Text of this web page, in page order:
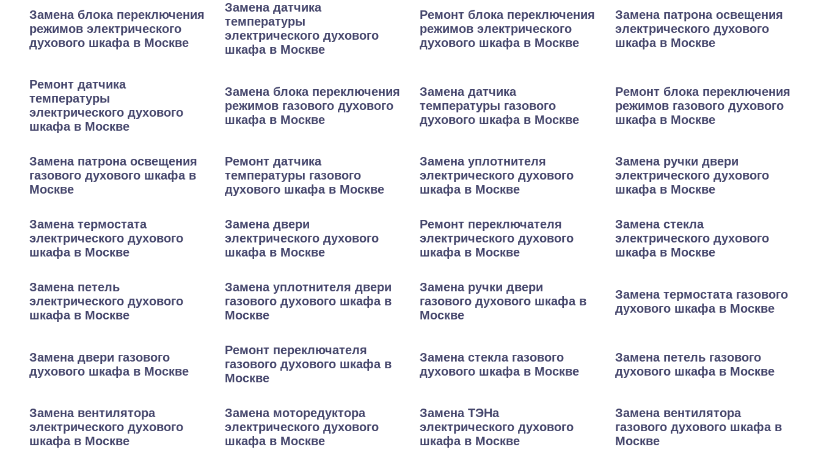
Замена блока переключения
режимов электрического
духового шкафа в Москве
Замена датчика
температуры
электрического духового
шкафа в Москве
Ремонт блока переключения
режимов электрического
духового шкафа в Москве
Замена патрона освещения
электрического духового
шкафа в Москве
Ремонт датчика
температуры
электрического духового
шкафа в Москве
Замена блока переключения
режимов газового духового
шкафа в Москве
Замена датчика
температуры газового
духового шкафа в Москве
Ремонт блока переключения
режимов газового духового
шкафа в Москве
Замена патрона освещения
газового духового шкафа в
Москве
Ремонт датчика
температуры газового
духового шкафа в Москве
Замена уплотнителя
электрического духового
шкафа в Москве
Замена ручки двери
электрического духового
шкафа в Москве
Замена термостата
электрического духового
шкафа в Москве
Замена двери
электрического духового
шкафа в Москве
Ремонт переключателя
электрического духового
шкафа в Москве
Замена стекла
электрического духового
шкафа в Москве
Замена петель
электрического духового
шкафа в Москве
Замена уплотнителя двери
газового духового шкафа в
Москве
Замена ручки двери
газового духового шкафа в
Москве
Замена термостата газового
духового шкафа в Москве
Замена двери газового
духового шкафа в Москве
Ремонт переключателя
газового духового шкафа в
Москве
Замена стекла газового
духового шкафа в Москве
Замена петель газового
духового шкафа в Москве
Замена вентилятора
электрического духового
шкафа в Москве
Замена моторедуктора
электрического духового
шкафа в Москве
Замена ТЭНа
электрического духового
шкафа в Москве
Замена вентилятора
газового духового шкафа в
Москве